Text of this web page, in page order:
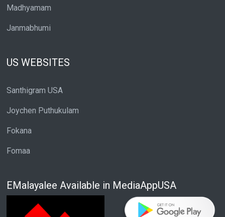
Madhyamam
Janmabhumi
US WEBSITES
Santhigram USA
Joychen Puthukulam
Fokana
Fomaa
EMalayalee Available in MediaAppUSA